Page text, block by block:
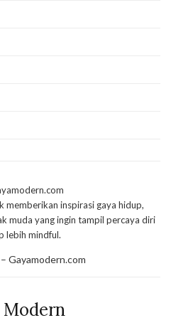
memberikan inspirasi gaya hidup,
muda yang ingin tampil percaya diri
lebih mindful.
Gayamodern.com
Modern